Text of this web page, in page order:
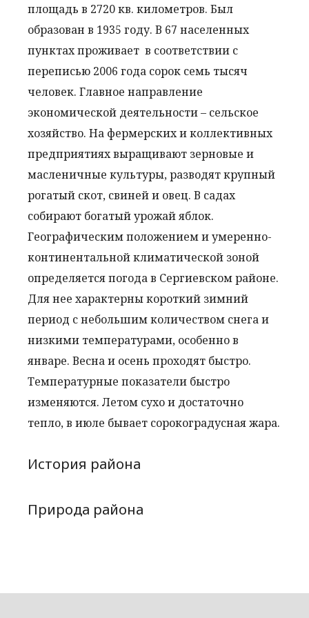
площадь в 2720 кв. километров. Был
образован в 1935 году. В 67 населенных
пунктах проживает в соответствии с
переписью 2006 года сорок семь тысяч
человек. Главное направление
экономической деятельности – сельское
хозяйство. На фермерских и коллективных
предприятиях выращивают зерновые и
масленичные культуры, разводят крупный
рогатый скот, свиней и овец. В садах
собирают богатый урожай яблок.
Географическим положением и умеренно-
континентальной климатической зоной
определяется погода в Сергиевском районе.
Для нее характерны короткий зимний
период с небольшим количеством снега и
низкими температурами, особенно в
январе. Весна и осень проходят быстро.
Температурные показатели быстро
изменяются. Летом сухо и достаточно
тепло, в июле бывает сорокоградусная жара.
История района
Природа района